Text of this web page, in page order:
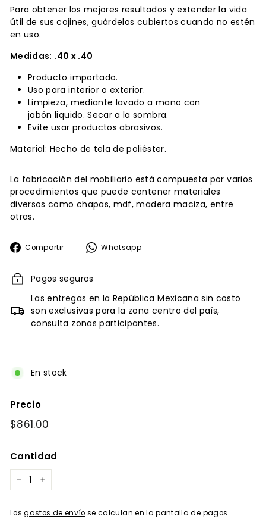
Para obtener los mejores resultados y extender la vida
útil de sus cojines, guárdelos cubiertos cuando no estén
en uso.
Medidas: .40 x .40
Producto importado.
Uso para interior o exterior.
Limpieza, mediante lavado a mano con
jabón liquido. Secar a la sombra.
Evite usar productos abrasivos.
Material: Hecho de tela de poliéster.
La fabricación del mobiliario está compuesta por varios
procedimientos que puede contener materiales
diversos como chapas, mdf, madera maciza, entre
otras.
Compartir
CompartirWhatsapp
Pagos seguros
Las entregas en la República Mexicana sin costo
son exclusivas para la zona centro del país,
consulta zonas participantes.
En stock
Precio
Precio
$861.00
Cantidad
− +
Losgastos de envío se calculan en la pantalla de pagos.